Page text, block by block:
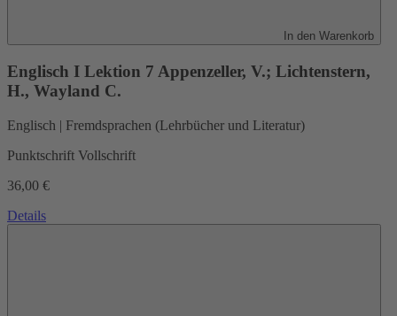
In den Warenkorb
Englisch I Lektion 7 Appenzeller, V.; Lichtenstern,
H., Wayland C.
Englisch | Fremdsprachen (Lehrbücher und Literatur)
Punktschrift Vollschrift
36,00 €
Details